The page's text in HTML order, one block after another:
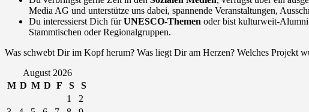
Media AG und unterstütze uns dabei, spannende Veranstaltungen,
Du interessierst Dich fürUNESCO-Themen oder bist kulturweit-Alumni
Stammtischen oder Regionalgruppen.
Was schwebt Dir im Kopf herum? Was liegt Dir am Herzen? Welches Projekt
August 2026
M D M D F S
S
1
2